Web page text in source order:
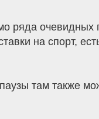
ряда
на спорт,
там также